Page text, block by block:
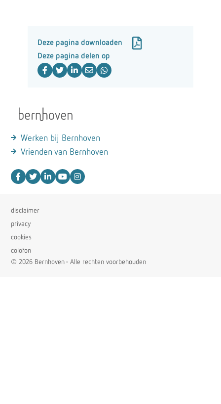
Deze pagina downloaden
Deze pagina delen op
Werken bij Bernhoven
Vrienden van Bernhoven
disclaimer
privacy
cookies
colofon
© 2026 Bernhoven - Alle rechten voorbehouden